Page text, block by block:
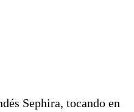
Sephira, tocando en